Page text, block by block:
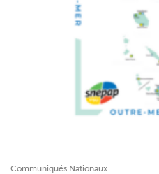
Communiqués Nationaux